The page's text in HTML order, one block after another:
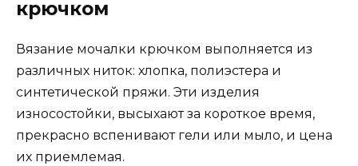
крючком
Вязание мочалки крючком выполняется из
различных ниток: хлопка, полиэстера и
синтетической пряжи. Эти изделия
износостойки, высыхают за короткое время,
прекрасно вспенивают гели или мыло, и цена
их приемлемая.